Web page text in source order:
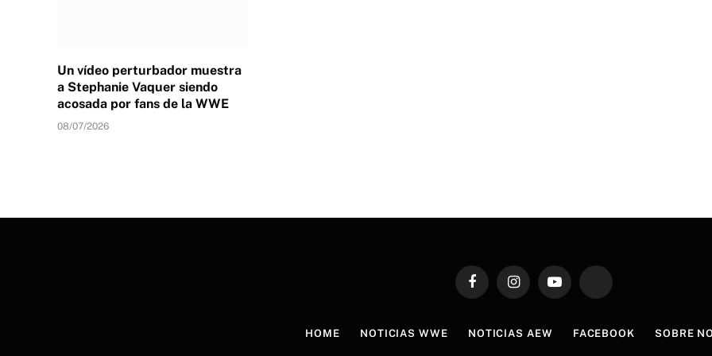
Un vídeo perturbador muestra
a Stephanie Vaquer siendo
acosada por fans de la WWE
08/07/2026
FacebookInstagramYouTube TikTok
HOME NOTICIAS WWE NOTICIAS AEW FACEBOOK SOBRE